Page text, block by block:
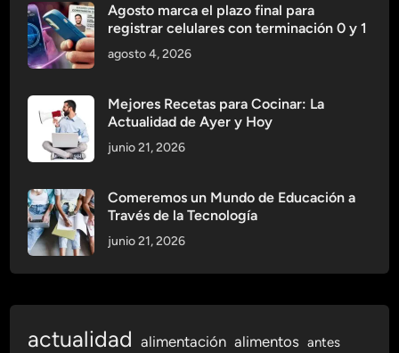
i
o
a
r
f
n
s
Agosto marca el plazo final para
registrar celulares con terminación 0 y 1
agosto 4, 2026
Mejores Recetas para Cocinar: La
Actualidad de Ayer y Hoy
junio 21, 2026
Comeremos un Mundo de Educación a
Través de la Tecnología
junio 21, 2026
actualidad alimentación alimentos antes